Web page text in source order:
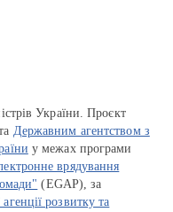
України. Проєкт
Державним агентством з
у межах програми
врядування
(EGAP), за
розвитку та